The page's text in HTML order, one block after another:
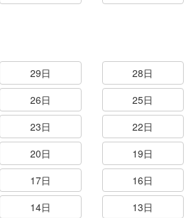
29日
28日
26日
25日
23日
22日
20日
19日
17日
16日
14日
13日